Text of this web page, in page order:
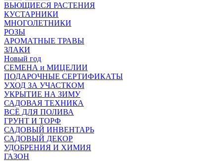
ВЬЮЩИЕСЯ РАСТЕНИЯ
КУСТАРНИКИ
МНОГОЛЕТНИКИ
РОЗЫ
АРОМАТНЫЕ ТРАВЫ
ЗЛАКИ
Новый год
СЕМЕНА и МИЦЕЛИИ
ПОДАРОЧНЫЕ СЕРТИФИКАТЫ
УХОД ЗА УЧАСТКОМ
УКРЫТИЕ НА ЗИМУ
САДОВАЯ ТЕХНИКА
ВСЁ ДЛЯ ПОЛИВА
ГРУНТ И ТОРФ
САДОВЫЙ ИНВЕНТАРЬ
САДОВЫЙ ДЕКОР
УДОБРЕНИЯ И ХИМИЯ
ГАЗОН